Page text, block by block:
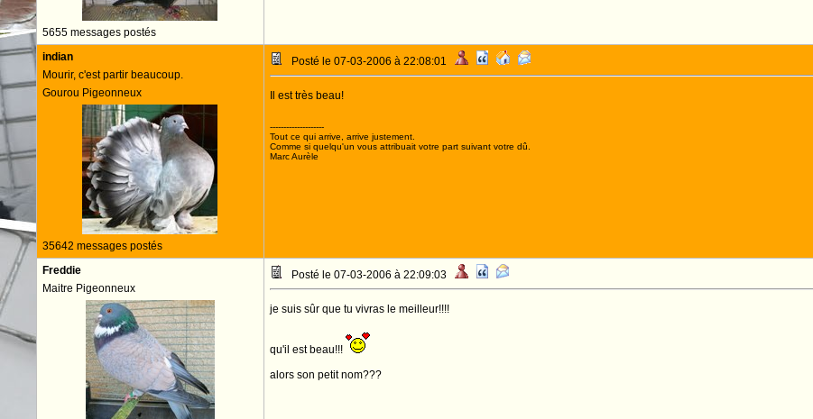
5655 messages postés
indian
Mourir, c'est partir beaucoup.
Gourou Pigeonneux
35642 messages postés
Posté le 07-03-2006 à 22:08:01
Il est très beau!
--------------------
Tout ce qui arrive, arrive justement.
Comme si quelqu'un vous attribuait votre part suivant votre dû.
Marc Aurèle
Freddie
Maitre Pigeonneux
Posté le 07-03-2006 à 22:09:03
je suis sûr que tu vivras le meilleur!!!!
qu'il est beau!!!
alors son petit nom???